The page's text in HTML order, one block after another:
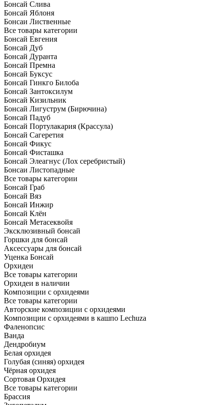
Бонсай Слива
Бонсай Яблоня
Бонсаи Лиственные
Все товары категории
Бонсай Евгения
Бонсай Дуб
Бонсай Дуранта
Бонсай Премна
Бонсай Буксус
Бонсай Гинкго Билоба
Бонсай Зантоксилум
Бонсай Кизильник
Бонсай Лигуструм (Бирючина)
Бонсай Падуб
Бонсай Портулакария (Крассула)
Бонсай Сагеретия
Бонсай Фикус
Бонсай Фисташка
Бонсай Элеагнус (Лох серебристый)
Бонсаи Листопадные
Все товары категории
Бонсай Граб
Бонсай Вяз
Бонсай Инжир
Бонсай Клён
Бонсай Метасеквойя
Эксклюзивный бонсай
Горшки для бонсай
Аксессуары для бонсай
Уценка Бонсай
Орхидеи
Все товары категории
Орхидеи в наличии
Композиции с орхидеями
Все товары категории
Авторские композиции с орхидеями
Композиции с орхидеями в кашпо Lechuza
Фаленопсис
Ванда
Дендробиум
Белая орхидея
Голубая (синяя) орхидея
Чёрная орхидея
Сортовая Орхидея
Все товары категории
Брассия